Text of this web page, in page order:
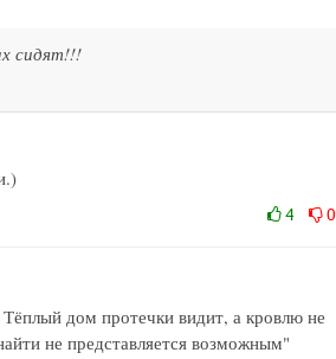
сидят!!!
4 0
дом протечки видит, а кровлю не
не представляется возможным"